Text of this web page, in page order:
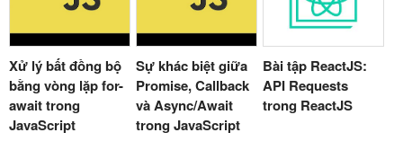
Xử lý bất đồng bộ
bằng vòng lặp for-
await trong
JavaScript
Sự khác biệt giữa
Promise, Callback
và Async/Await
trong JavaScript
Bài tập ReactJS:
API Requests
trong ReactJS